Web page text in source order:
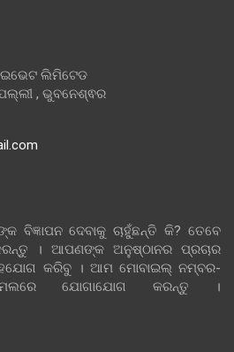
ଲିମିଟେଡ
, ଭୁବନେଶ୍ଵର
ବିଜ୍ଞାପନ ଦେବାକୁ ଚାହୁଁଛନ୍ତି କି? ତେବେ
। ଆପଣଙ୍କ ଅନୁଷ୍ଠାନର ପ୍ରଚାର
କରିବୁ । ଆମ ମୋବାଇଲ୍ ନମ୍ବର-
ଯୋଗାଯୋଗ କରନ୍ତୁ ।